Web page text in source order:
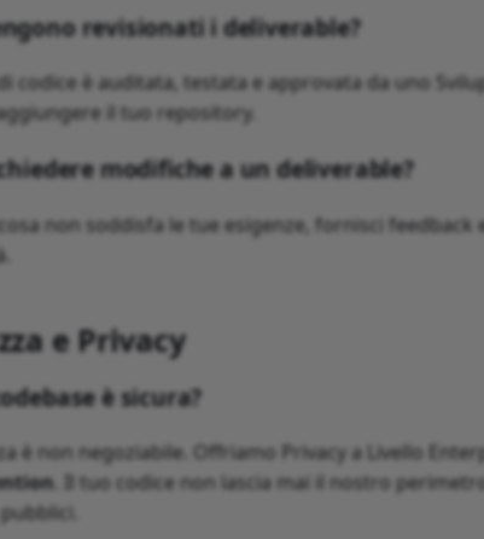
revisionati i deliverable?
codice è auditata, testata e approvata da uno
il tuo repository.
modifiche a un deliverable?
non soddisfa le tue esigenze, fornisci
e Privacy
è sicura?
è non negoziabile. Offriamo Privacy a Livello
. Il tuo codice non lascia mai il nostro